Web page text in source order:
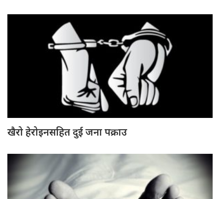
खैरो हेरोइनसहित दुई जना पक्राउ